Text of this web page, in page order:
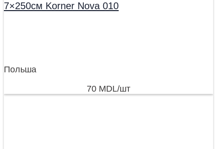
7×250см Korner Nova 010
Польша
70 MDL/шт